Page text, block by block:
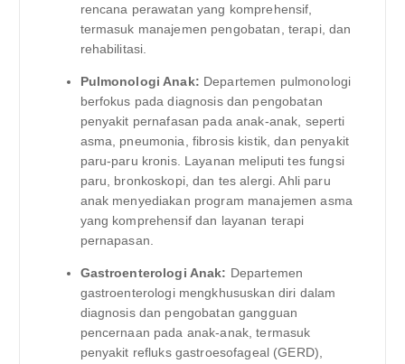
rencana perawatan yang komprehensif,
termasuk manajemen pengobatan, terapi, dan
rehabilitasi.
Pulmonologi Anak: Departemen pulmonologi
berfokus pada diagnosis dan pengobatan
penyakit pernafasan pada anak-anak, seperti
asma, pneumonia, fibrosis kistik, dan penyakit
paru-paru kronis. Layanan meliputi tes fungsi
paru, bronkoskopi, dan tes alergi. Ahli paru
anak menyediakan program manajemen asma
yang komprehensif dan layanan terapi
pernapasan.
Gastroenterologi Anak: Departemen
gastroenterologi mengkhususkan diri dalam
diagnosis dan pengobatan gangguan
pencernaan pada anak-anak, termasuk
penyakit refluks gastroesofageal (GERD),